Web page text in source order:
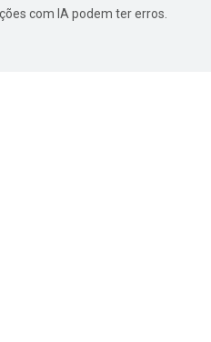
com IA podem ter erros.